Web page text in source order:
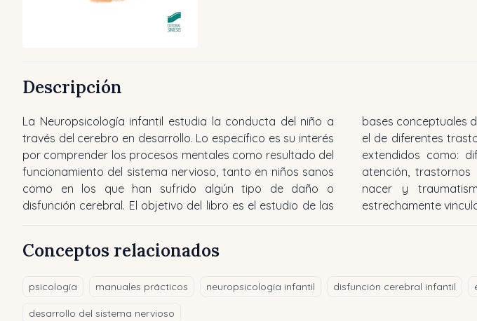
Descripción
La Neuropsicología infantil estudia la conducta del niño a
través del cerebro en desarrollo. Lo específico es su interés
por comprender los procesos mentales como resultado del
funcionamiento del sistema nervioso, tanto en niños sanos
como en los que han sufrido algún tipo de daño o
disfunción cerebral. El objetivo del libro es el estudio de las
bases conceptuales de la Neuropsicología infantil, así como
el de diferentes trastornos neuropsicológicos ampliamente
extendidos como: dificultades de aprendizaje, déficit de
atención, trastornos del lenguaje, epilepsia, bajo peso al
nacer y traumatismos craneoencefálicos, todos ellos
estrechamente
Conceptos relacionados
psicología manuales prácticos neuropsicología infantil disfunción cerebral infantil
desarrollo del sistema nervioso